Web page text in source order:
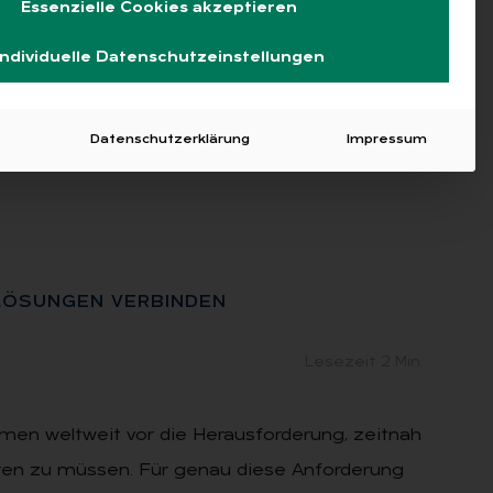
VER­BIN­DEN
weltweit vor die Herausforderung, zeitnah
zu müssen. Für genau diese Anforderung
Essenzielle Cookies akzeptieren
Individuelle Datenschutzeinstellungen
Datenschutzerklärung Impressum